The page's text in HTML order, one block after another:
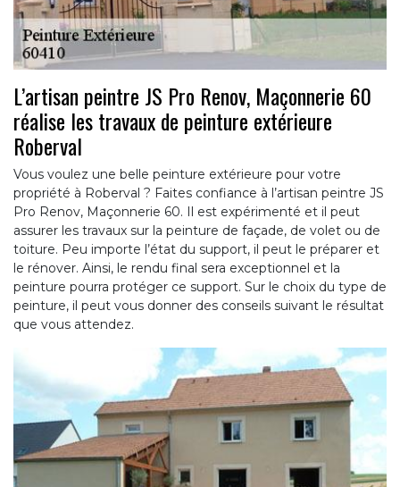
L’artisan peintre JS Pro Renov, Maçonnerie 60
réalise les travaux de peinture extérieure
Roberval
Vous voulez une belle peinture extérieure pour votre
propriété à Roberval ? Faites confiance à l’artisan peintre JS
Pro Renov, Maçonnerie 60. Il est expérimenté et il peut
assurer les travaux sur la peinture de façade, de volet ou de
toiture. Peu importe l’état du support, il peut le préparer et
le rénover. Ainsi, le rendu final sera exceptionnel et la
peinture pourra protéger ce support. Sur le choix du type de
peinture, il peut vous donner des conseils suivant le résultat
que vous attendez.